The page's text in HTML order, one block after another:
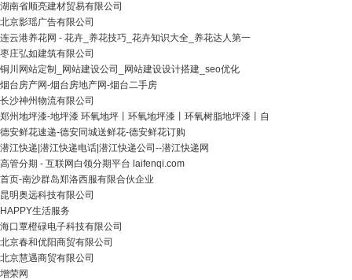
湖南省顺亮建材贸易有限公司
北京影瑶广告有限公司
连云港养花网 - 花卉_养花技巧_花卉知识大全_养花达人第一
枣庄弘如建筑有限公司
铜川网站定制_网站建设公司_网站建设设计搭建_seo优化
烟台房产网-烟台房地产网-烟台二手房
长沙神州物流有限公司
郑州地坪漆-地坪漆 环氧地坪丨环氧地坪漆丨环氧树脂地坪漆丨自
德安鲜花速递-德安同城送鲜花-德安鲜花订购
潜江快递|潜江快递电话|潜江快递公司--潜江快递网
高管分期 - 互联网白领分期平台 laifenqi.com
首页-南沙群岛郑洛西服有限合伙企业
昆明奥远科技有限公司
HAPPY生活服务
海口覃橙碌电子科技有限公司
北京春和优阳商贸有限公司
北京慧遇商贸有限公司
增荣网